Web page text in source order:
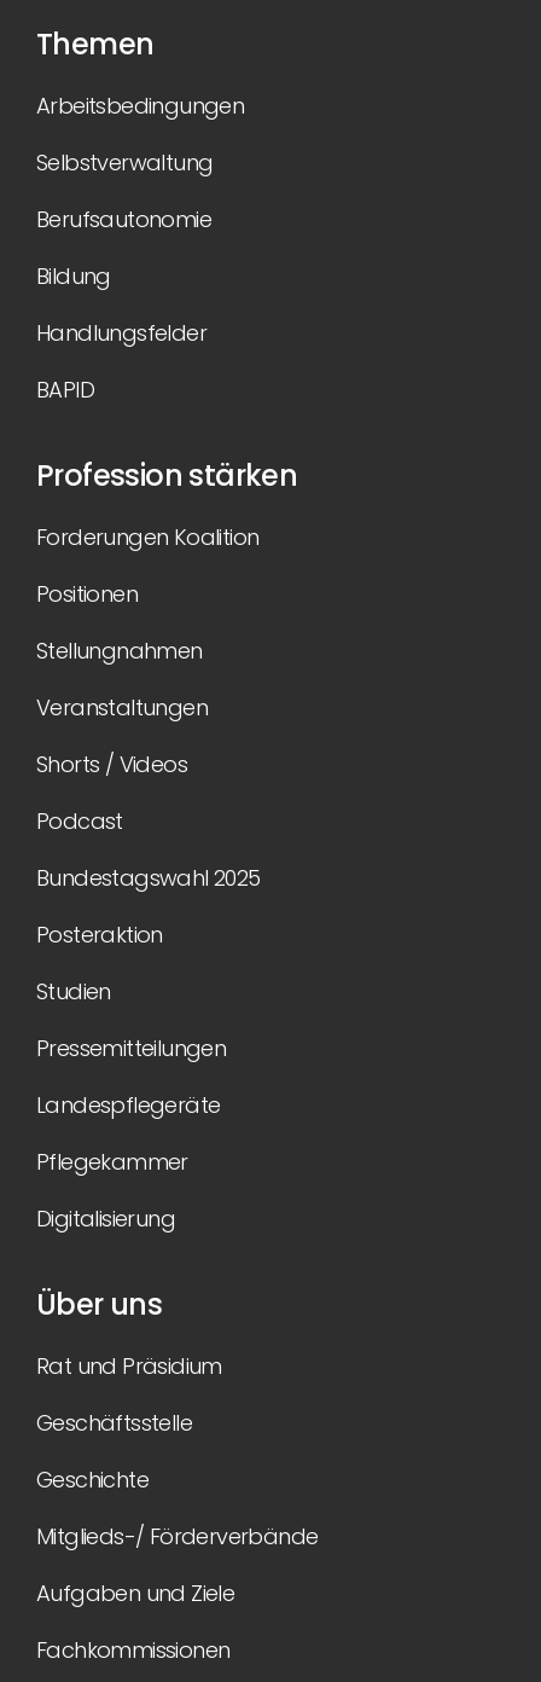
Themen
Arbeitsbedingungen
Selbstverwaltung
Berufsautonomie
Bildung
Handlungsfelder
BAPID
Profession stärken
Forderungen Koalition
Positionen
Stellungnahmen
Veranstaltungen
Shorts / Videos
Podcast
Bundestagswahl 2025
Posteraktion
Studien
Pressemitteilungen
Landespflegeräte
Pflegekammer
Digitalisierung
Über uns
Rat und Präsidium
Geschäftsstelle
Geschichte
Mitglieds-/ Förderverbände
Aufgaben und Ziele
Fachkommissionen